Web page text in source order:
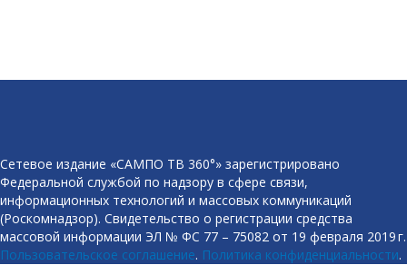
Сетевое издание «САМПО ТВ 360°» зарегистрировано
Федеральной службой по надзору в сфере связи,
информационных технологий и массовых коммуникаций
(Роскомнадзор). Свидетельство о регистрации средства
массовой информации ЭЛ № ФС 77 – 75082 от 19 февраля 2019 г.
Пользовательское соглашение. Политика конфиденциальности.